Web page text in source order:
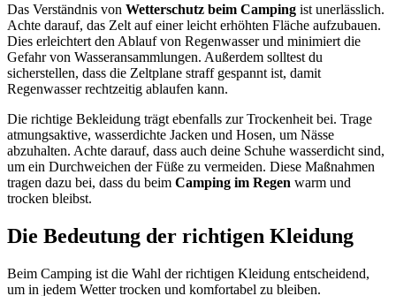
Das Verständnis von Wetterschutz beim Camping ist unerlässlich.
Achte darauf, das Zelt auf einer leicht erhöhten Fläche aufzubauen.
Dies erleichtert den Ablauf von Regenwasser und minimiert die
Gefahr von Wasseransammlungen. Außerdem solltest du
sicherstellen, dass die Zeltplane straff gespannt ist, damit
Regenwasser rechtzeitig ablaufen kann.
Die richtige Bekleidung trägt ebenfalls zur Trockenheit bei. Trage
atmungsaktive, wasserdichte Jacken und Hosen, um Nässe
abzuhalten. Achte darauf, dass auch deine Schuhe wasserdicht sind,
um ein Durchweichen der Füße zu vermeiden. Diese Maßnahmen
tragen dazu bei, dass du beim Camping im Regen warm und
trocken bleibst.
Die Bedeutung der richtigen Kleidung
Beim Camping ist die Wahl der richtigen Kleidung entscheidend,
um in jedem Wetter trocken und komfortabel zu bleiben.